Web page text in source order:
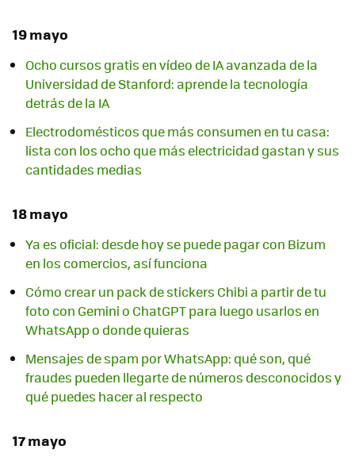
19 mayo
Ocho cursos gratis en vídeo de IA avanzada de la
Universidad de Stanford: aprende la tecnología
detrás de la IA
Electrodomésticos que más consumen en tu casa:
lista con los ocho que más electricidad gastan y sus
cantidades medias
18 mayo
Ya es oficial: desde hoy se puede pagar con Bizum
en los comercios, así funciona
Cómo crear un pack de stickers Chibi a partir de tu
foto con Gemini o ChatGPT para luego usarlos en
WhatsApp o donde quieras
Mensajes de spam por WhatsApp: qué son, qué
fraudes pueden llegarte de números desconocidos y
qué puedes hacer al respecto
17 mayo